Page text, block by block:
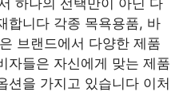
합니다 각종 목욕용품, 바
브랜드에서 다양한 제품
자들은 자신에게 맞는 제품
션을 가지고 있습니다 이처